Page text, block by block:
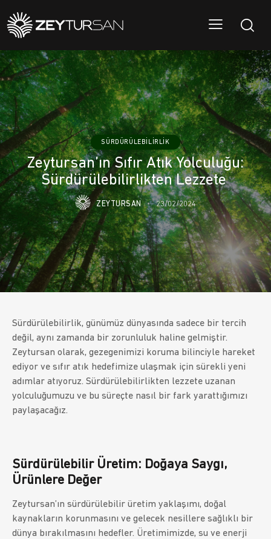
SÜRDÜRÜLEBILIRLIK
Zeytursan’ın Sıfır Atık Yolculuğu:
Sürdürülebilirlikten Lezzete
ZEYTURSAN 23/02/2024
Sürdürülebilirlik, günümüz dünyasında sadece bir tercih
değil, aynı zamanda bir zorunluluk haline gelmiştir.
Zeytursan olarak, gezegenimizi koruma bilinciyle hareket
ediyor ve sıfır atık hedefimize ulaşmak için sürekli yeni
adımlar atıyoruz. Sürdürülebilirlikten lezzete uzanan
yolculuğumuzu ve bu süreçte nasıl bir fark yarattığımızı
paylaşacağız.
Sürdürülebilir Üretim: Doğaya Saygı,
Ürünlere Değer
Zeytursan’ın sürdürülebilir üretim yaklaşımı, doğal
kaynakların korunmasını ve gelecek nesillere sağlıklı bir
dünya bırakılmasını hedefler. Üretimimizde, su ve enerji